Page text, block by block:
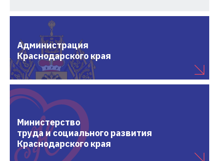
Администрация
Краснодарского края
Министерство
труда и социального развития
Краснодарского края